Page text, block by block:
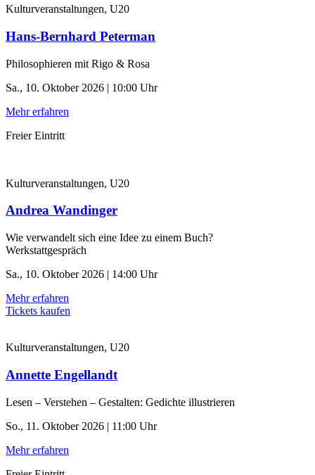
Kulturveranstaltungen, U20
Hans-Bernhard Peterman
Philosophieren mit Rigo & Rosa
Sa., 10. Oktober 2026 | 10:00 Uhr
Mehr erfahren
Freier Eintritt
Kulturveranstaltungen, U20
Andrea Wandinger
Wie verwandelt sich eine Idee zu einem Buch?
Werkstattgespräch
Sa., 10. Oktober 2026 | 14:00 Uhr
Mehr erfahren
Tickets kaufen
Kulturveranstaltungen, U20
Annette Engellandt
Lesen – Verstehen – Gestalten: Gedichte illustrieren
So., 11. Oktober 2026 | 11:00 Uhr
Mehr erfahren